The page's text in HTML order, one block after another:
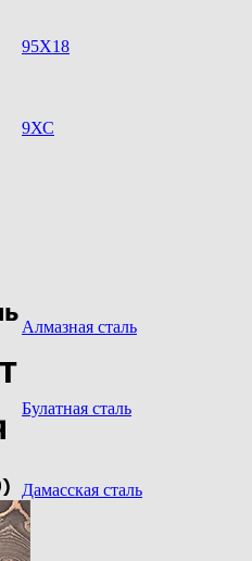
95Х18
9ХС
Алмазная сталь
Булатная сталь
Дамасская сталь